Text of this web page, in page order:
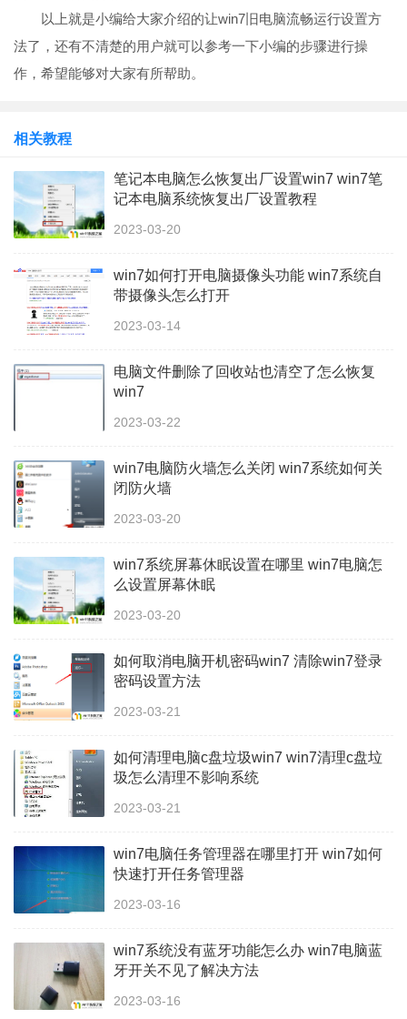
以上就是小编给大家介绍的让win7旧电脑流畅运行设置方
法了，还有不清楚的用户就可以参考一下小编的步骤进行操
作，希望能够对大家有所帮助。
相关教程
笔记本电脑怎么恢复出厂设置win7 win7笔
记本电脑系统恢复出厂设置教程
2023-03-20
win7如何打开电脑摄像头功能 win7系统自
带摄像头怎么打开
2023-03-14
电脑文件删除了回收站也清空了怎么恢复
win7
2023-03-22
win7电脑防火墙怎么关闭 win7系统如何关
闭防火墙
2023-03-20
win7系统屏幕休眠设置在哪里 win7电脑怎
么设置屏幕休眠
2023-03-20
如何取消电脑开机密码win7 清除win7登录
密码设置方法
2023-03-21
如何清理电脑c盘垃圾win7 win7清理c盘垃
圾怎么清理不影响系统
2023-03-21
win7电脑任务管理器在哪里打开 win7如何
快速打开任务管理器
2023-03-16
win7系统没有蓝牙功能怎么办 win7电脑蓝
牙开关不见了解决方法
2023-03-16